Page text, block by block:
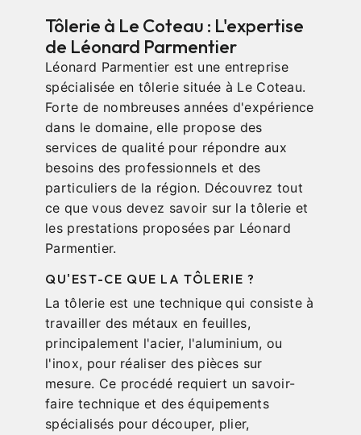
Tôlerie à Le Coteau : L'expertise
de Léonard Parmentier
Léonard Parmentier est une entreprise
spécialisée en tôlerie située à Le Coteau.
Forte de nombreuses années d'expérience
dans le domaine, elle propose des
services de qualité pour répondre aux
besoins des professionnels et des
particuliers de la région. Découvrez tout
ce que vous devez savoir sur la tôlerie et
les prestations proposées par Léonard
Parmentier.
QU'EST-CE QUE LA TÔLERIE ?
La tôlerie est une technique qui consiste à
travailler des métaux en feuilles,
principalement l'acier, l'aluminium, ou
l'inox, pour réaliser des pièces sur
mesure. Ce procédé requiert un savoir-
faire technique et des équipements
spécialisés pour découper, plier,